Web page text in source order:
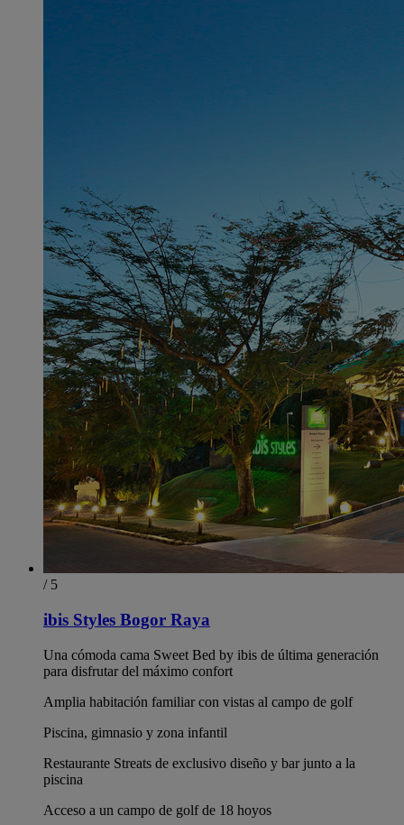
/ 5
ibis Styles Bogor Raya
Una cómoda cama Sweet Bed by ibis de última generación
para disfrutar del máximo confort
Amplia habitación familiar con vistas al campo de golf
Piscina, gimnasio y zona infantil
Restaurante Streats de exclusivo diseño y bar junto a la
piscina
Acceso a un campo de golf de 18 hoyos